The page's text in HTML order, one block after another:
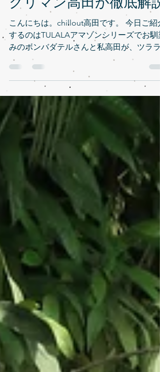
ボンバダテルさんとビッ
クリマン高田が徹底解説
こんにちは。chillout高田です。 今日ご紹
するのはTULALAアマゾンシリーズでお馴
みのボンバダテルさんと私高田が、ツララ
ッドについて徹底解説した動画です。 当シ
ョップで取扱っている下記３機種について
ンタビュー形式でわかりやすくスペックや
所を説明してますよ！...